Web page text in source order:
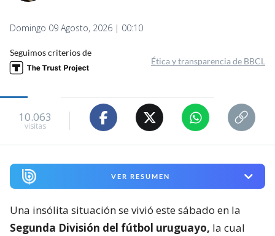
Domingo 09 Agosto, 2026 | 00:10
Seguimos criterios de
Ética y transparencia de BBCL
10.063
visitas
VER RESUMEN
Una insólita situación se vivió este sábado en la
Segunda División del fútbol uruguayo, la cual